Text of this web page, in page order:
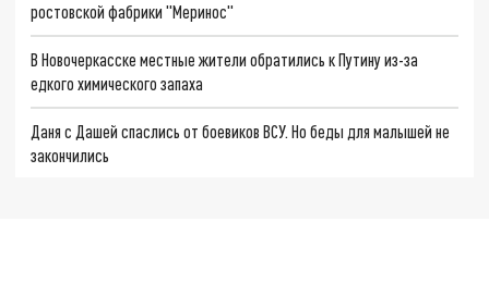
ростовской фабрики "Меринос"
В Новочеркасске местные жители обратились к Путину из-за
едкого химического запаха
Даня с Дашей спаслись от боевиков ВСУ. Но беды для малышей не
закончились